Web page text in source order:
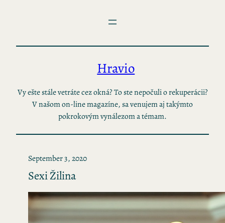
Hravio
Vy ešte stále vetráte cez okná? To ste nepočuli o rekuperácii?
V našom on-line magazíne, sa venujem aj takýmto
pokrokovým vynálezom a témam.
September 3, 2020
Sexi Žilina